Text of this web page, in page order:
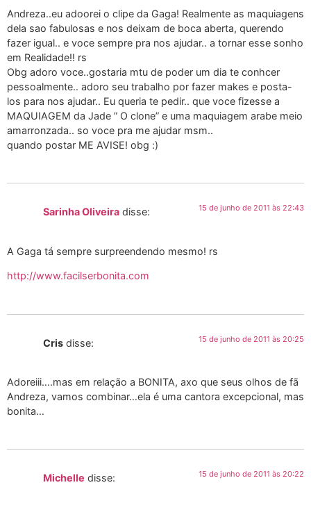
Andreza..eu adoorei o clipe da Gaga! Realmente as maquiagens
dela sao fabulosas e nos deixam de boca aberta, querendo
fazer igual.. e voce sempre pra nos ajudar.. a tornar esse sonho
em Realidade!! rs
Obg adoro voce..gostaria mtu de poder um dia te conhcer
pessoalmente.. adoro seu trabalho por fazer makes e posta-
los para nos ajudar.. Eu queria te pedir.. que voce fizesse a
MAQUIAGEM da Jade ” O clone” e uma maquiagem arabe meio
amarronzada.. so voce pra me ajudar msm..
quando postar ME AVISE! obg :)
Sarinha Oliveira disse: 15 de junho de 2011 às 22:43
A Gaga tá sempre surpreendendo mesmo! rs
http://www.facilserbonita.com
Cris disse: 15 de junho de 2011 às 20:25
Adoreiii….mas em relação a BONITA, axo que seus olhos de fã
Andreza, vamos combinar…ela é uma cantora excepcional, mas
bonita…
Michelle disse: 15 de junho de 2011 às 20:22